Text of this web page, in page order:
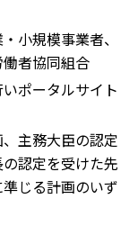
小規模事業者、
者協同組合
ポータルサイト
主務大臣の認定
認定を受けた先
じる計画のいず